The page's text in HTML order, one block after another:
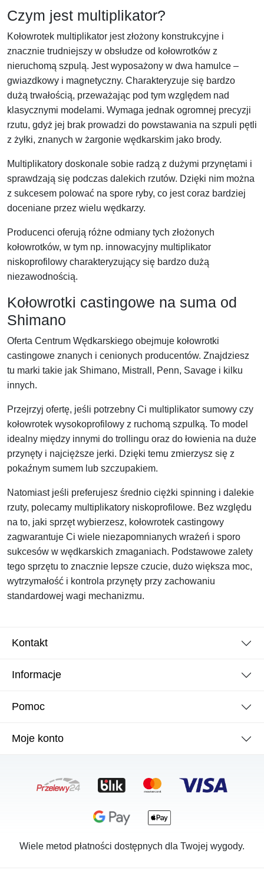
Czym jest multiplikator?
Kołowrotek multiplikator jest złożony konstrukcyjne i
znacznie trudniejszy w obsłudze od kołowrotków z
nieruchomą szpulą. Jest wyposażony w dwa hamulce –
gwiazdkowy i magnetyczny. Charakteryzuje się bardzo
dużą trwałością, przeważając pod tym względem nad
klasycznymi modelami. Wymaga jednak ogromnej precyzji
rzutu, gdyż jej brak prowadzi do powstawania na szpuli pętli
z żyłki, znanych w żargonie wędkarskim jako brody.
Multiplikatory doskonale sobie radzą z dużymi przynętami i
sprawdzają się podczas dalekich rzutów. Dzięki nim można
z sukcesem polować na spore ryby, co jest coraz bardziej
doceniane przez wielu wędkarzy.
Producenci oferują różne odmiany tych złożonych
kołowrotków, w tym np. innowacyjny multiplikator
niskoprofilowy charakteryzujący się bardzo dużą
niezawodnością.
Kołowrotki castingowe na suma od
Shimano
Oferta Centrum Wędkarskiego obejmuje kołowrotki
castingowe znanych i cenionych producentów. Znajdziesz
tu marki takie jak Shimano, Mistrall, Penn, Savage i kilku
innych.
Przejrzyj ofertę, jeśli potrzebny Ci multiplikator sumowy czy
kołowrotek wysokoprofilowy z ruchomą szpulką. To model
idealny między innymi do trollingu oraz do łowienia na duże
przynęty i najcięższe jerki. Dzięki temu zmierzysz się z
pokaźnym sumem lub szczupakiem.
Natomiast jeśli preferujesz średnio ciężki spinning i dalekie
rzuty, polecamy multiplikatory niskoprofilowe. Bez względu
na to, jaki sprzęt wybierzesz, kołowrotek castingowy
zagwarantuje Ci wiele niezapomnianych wrażeń i sporo
sukcesów w wędkarskich zmaganiach. Podstawowe zalety
tego sprzętu to znacznie lepsze czucie, dużo większa moc,
wytrzymałość i kontrola przynęty przy zachowaniu
standardowej wagi mechanizmu.
Kontakt
Informacje
Pomoc
Moje konto
Wiele metod płatności dostępnych dla Twojej wygody.